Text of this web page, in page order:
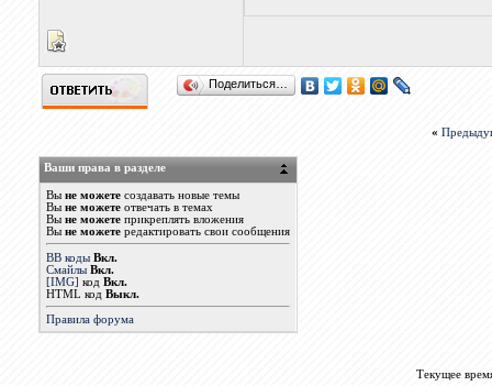
Поделиться…
«
Ваши права в разделе
Вы не можетесоздавать новые темы
Вы не можетеотвечать в темах
Вы не можетеприкреплять вложения
Вы не можетередактировать свои сообщения
BB коды Вкл.
Смайлы Вкл.
[IMG] код Вкл.
HTML код Выкл.
Правила форума
Текущее